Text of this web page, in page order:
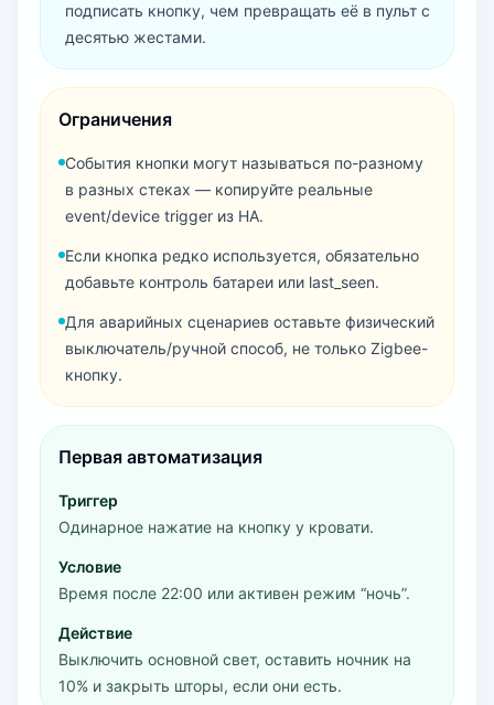
подписать кнопку, чем превращать её в пульт с
десятью жестами.
Ограничения
События кнопки могут называться по-разному
в разных стеках — копируйте реальные
event/device trigger из HA.
Если кнопка редко используется, обязательно
добавьте контроль батареи или last_seen.
Для аварийных сценариев оставьте физический
выключатель/ручной способ, не только Zigbee-
кнопку.
Первая автоматизация
Триггер
Одинарное нажатие на кнопку у кровати.
Условие
Время после 22:00 или активен режим “ночь”.
Действие
Выключить основной свет, оставить ночник на
10% и закрыть шторы, если они есть.